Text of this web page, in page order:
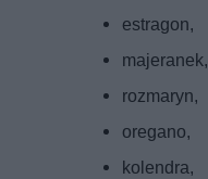
estragon,
majeranek,
rozmaryn,
oregano,
kolendra,